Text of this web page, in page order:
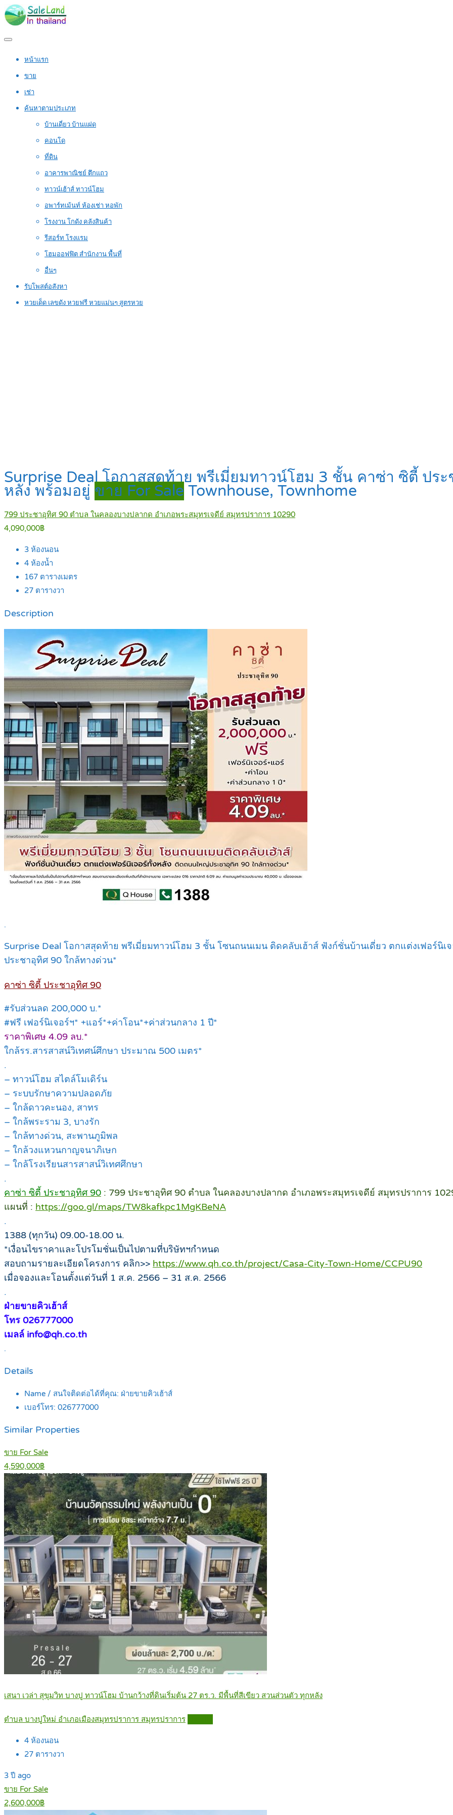
หน้าแรก
ขาย
เช่า
ค้นหาตามประเภท
บ้านเดี่ยว บ้านแฝด
คอนโด
ที่ดิน
อาคารพาณิชย์ ตึกแถว
ทาวน์เฮ้าส์ ทาวน์โฮม
อพาร์ทเม้นท์ ห้องเช่า หอพัก
โรงงาน โกดัง คลังสินค้า
รีสอร์ท โรงแรม
โฮมออฟฟิต สำนักงาน พื้นที่
อื่นๆ
รับโพสต์อสังหา
หวยเด็ด เลขดัง หวยฟรี หวยแม่นๆ สูตรหวย
Surprise Deal โอกาสสุดท้าย พรีเมี่ยมทาวน์โฮม 3 ชั้น คาซ่า ซิตี้ ปร
หลัง พร้อมอยู่ ขาย For Sale Townhouse, Townhome
799 ประชาอุทิศ 90 ตำบล ในคลองบางปลากด อำเภอพระสมุทรเจดีย์ สมุทรปราการ 10290
4,090,000฿
3 ห้องนอน
4 ห้องน้ำ
167 ตารางเมตร
27 ตารางวา
Description
.
Surprise Deal โอกาสสุดท้าย พรีเมี่ยมทาวน์โฮม 3 ชั้น โซนถนนเมน ติดคลับเฮ้าส์ ฟังก์ชั่นบ้านเดี่ยว ตกแต่งเฟอร์นิ
ประชาอุทิศ 90 ใกล้ทางด่วน*
คาซ่า ซิตี้ ประชาอุทิศ 90
#รับส่วนลด 200,000 บ.*
#ฟรี เฟอร์นิเจอร์ฯ* +แอร์*+ค่าโอน*+ค่าส่วนกลาง 1 ปี*
ราคาพิเศษ 4.09 ลบ.*
ใกล้รร.สารสาสน์วิเทศน์ศึกษา ประมาณ 500 เมตร*
.
– ทาวน์โฮม สไตล์โมเดิร์น
– ระบบรักษาความปลอดภัย
– ใกล้ดาวคะนอง, สาทร
– ใกล้พระราม 3, บางรัก
– ใกล้ทางด่วน, สะพานภูมิพล
– ใกล้วงแหวนกาญจนาภิเษก
– ใกล้โรงเรียนสารสาสน์วิเทศศึกษา
.
คาซ่า ซิตี้ ประชาอุทิศ 90 : 799 ประชาอุทิศ 90 ตำบล ในคลองบางปลากด อำเภอพระสมุทรเจดีย์ สมุทรปราการ
แผนที่ : https://goo.gl/maps/TW8kafkpc1MgKBeNA
.
1388 (ทุกวัน) 09.00-18.00 น.
*เงื่อนไขราคาและโปรโมชั่นเป็นไปตามที่บริษัทฯกำหนด
สอบถามรายละเอียดโครงการ คลิก>> https://www.qh.co.th/project/Casa-City-Town-Home/CCPU90
เมื่อจองและโอนตั้งแต่วันที่ 1 ส.ค. 2566 – 31 ส.ค. 2566
.
ฝ่ายขายคิวเฮ้าส์
โทร 026777000
เมลล์ info@qh.co.th
.
Details
Name / สนใจติดต่อได้ที่คุณ: ฝ่ายขายคิวเฮ้าส์
เบอร์โทร: 026777000
Similar Properties
ขาย For Sale
4,590,000฿
เสนา เวล่า สุขุมวิท บางปู ทาวน์โฮม บ้านกว้างที่ดินเริ่มต้น 27 ตร.ว. มีพื้นที่สีเขียว สวนส่วนตัว ทุกหลัง
ตำบล บางปูใหม่ อำเภอเมืองสมุทรปราการ สมุทรปราการ
4 ห้องนอน
27 ตารางวา
3 ปี ago
ขาย For Sale
2,600,000฿